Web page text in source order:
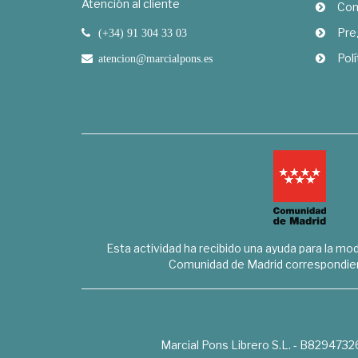
Atención al cliente
(+34) 91 304 33 03
atencion@marcialpons.es
Esta actividad ha recibido una ayuda para la
Comunidad de Madrid
Marcial Pons Librero S.L. -